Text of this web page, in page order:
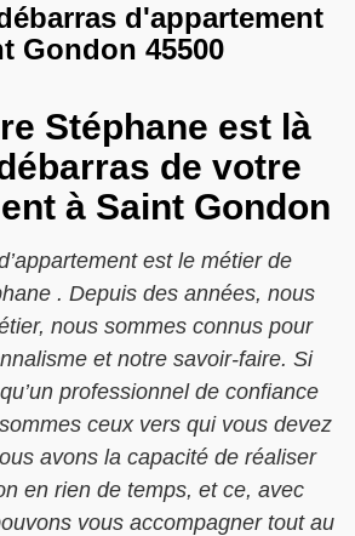
d'appartement
Gondon 45500
Stéphane est là
de votre
à Saint Gondon
est le métier de
. Depuis des années, nous
nous sommes connus pour
et notre savoir-faire. Si
professionnel de confiance
ceux vers qui vous devez
avons la capacité de réaliser
en rien de temps, et ce, avec
vous accompagner tout au